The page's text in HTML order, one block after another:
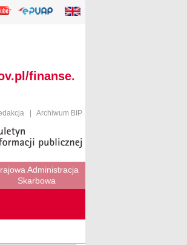
finanse.
Archiwum BIP
Administracja
Skarbowa